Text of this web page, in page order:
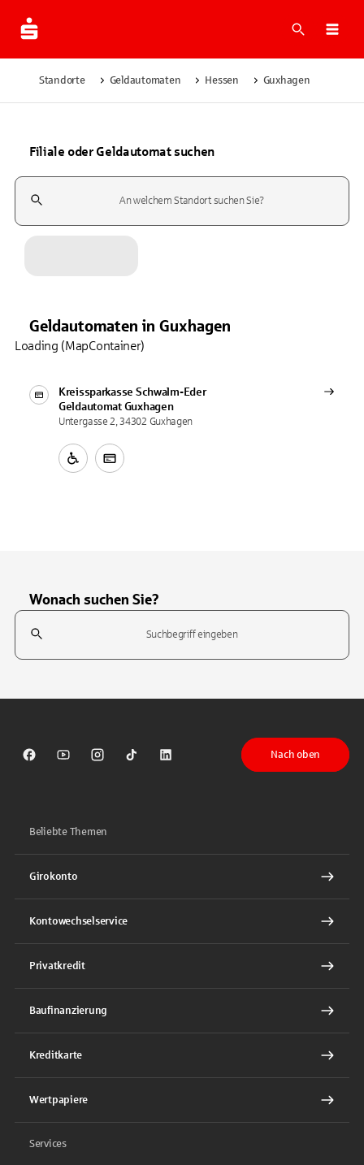
Suche
Standorte Geldautomaten Hessen Guxhagen
Filiale oder Geldautomat suchen
Suchfeld
Geldautomaten in Guxhagen
Kreissparkasse Schwalm-Eder
Geldautomat Guxhagen
Untergasse 2, 34302 Guxhagen
Loading (MapContainer)
Wonach suchen Sie?
Suchfeld
Sparkasse auf Facebook
Sparkasse auf Youtube
Sparkasse auf Instagram
Sparkasse auf TikTok
Sparkasse auf LinkedIn
Nach oben
Beliebte Themen
Girokonto
Kontowechselservice
Privatkredit
Baufinanzierung
Kreditkarte
Wertpapiere
Services